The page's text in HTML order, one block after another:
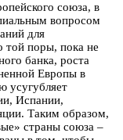
союза, в
вопросом
для
той поры, пока не
банка, роста
Европы в
усугубляет
Испании,
Таким образом,
страны союза –